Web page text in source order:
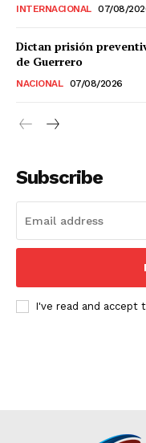
INTERNACIONAL 07/08/
Dictan prisión
de Guerrero
NACIONAL 07/08/2026
Subscribe
I've read and accept